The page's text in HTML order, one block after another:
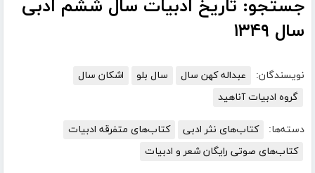
جستجو: تاریخ ادبیات سال ششم ادبی
سال ۱۳۴۹
نویسندگان: عبداله کهن سال سال بلو
اشکان سال
گروه ادبیات آناهید
دسته‌ها: کتاب‌های نثر ادبی
کتاب‌های متفرقه ادبیات
کتاب‌های صوتی رایگان شعر و ادبیات